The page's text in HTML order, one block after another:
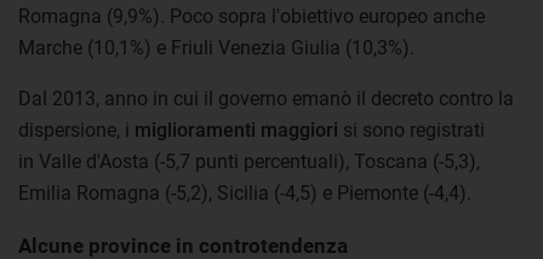
Romagna (9,9%). Poco sopra l'obiettivo europeo anche
Marche (10,1%) e Friuli Venezia Giulia (10,3%).
Dal 2013, anno in cui il governo emanò il decreto contro la
dispersione, i miglioramenti maggiori si sono registrati
in Valle d'Aosta (-5,7 punti percentuali), Toscana (-5,3),
Emilia Romagna (-5,2), Sicilia (-4,5) e Piemonte (-4,4).
Alcune province in controtendenza